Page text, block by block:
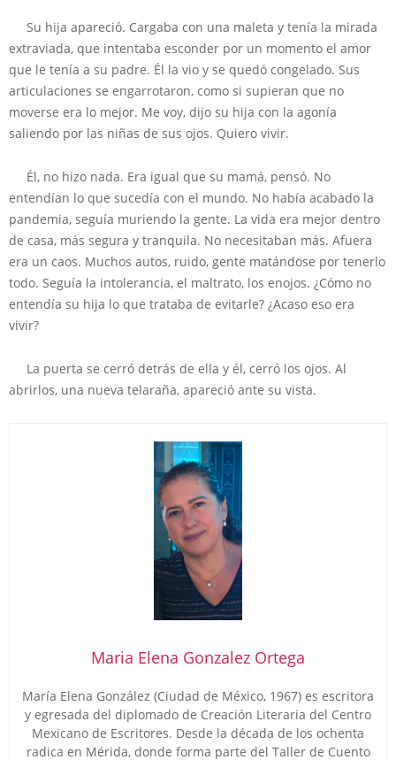
Su hija apareció. Cargaba con una maleta y tenía la mirada
extraviada, que intentaba esconder por un momento el amor
que le tenía a su padre. Él la vio y se quedó congelado. Sus
articulaciones se engarrotaron, como si supieran que no
moverse era lo mejor. Me voy, dijo su hija con la agonía
saliendo por las niñas de sus ojos. Quiero vivir.
Él, no hizo nada. Era igual que su mamá, pensó. No
entendían lo que sucedía con el mundo. No había acabado la
pandemia, seguía muriendo la gente. La vida era mejor dentro
de casa, más segura y tranquila. No necesitaban más. Afuera
era un caos. Muchos autos, ruido, gente matándose por tenerlo
todo. Seguía la intolerancia, el maltrato, los enojos. ¿Cómo no
entendía su hija lo que trataba de evitarle? ¿Acaso eso era
vivir?
La puerta se cerró detrás de ella y él, cerró los ojos. Al
abrirlos, una nueva telaraña, apareció ante su vista.
Maria Elena Gonzalez Ortega
María Elena González (Ciudad de México, 1967) es escritora
y egresada del diplomado de Creación Literaria del Centro
Mexicano de Escritores. Desde la década de los ochenta
radica en Mérida, donde forma parte del Taller de Cuento